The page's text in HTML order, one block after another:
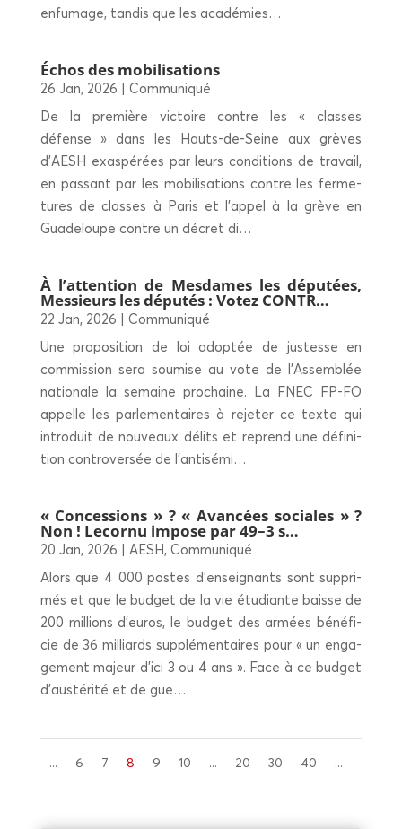
enfu­mage, tan­dis que les académies…
Échos des mobilisations
26 Jan, 2026 | Communiqué
De la pre­mière vic­toire contre les « classes
défense » dans les Hauts-de-Seine aux grèves
d’AESH exas­pé­rées par leurs condi­tions de tra­vail,
en pas­sant par les mobi­li­sa­tions contre les fer­me­
tures de classes à Paris et l’ap­pel à la grève en
Gua­de­loupe contre un décret di…
À l’attention de Mes­dames les dépu­tées,
Mes­sieurs les dépu­tés : Votez CONTR…
22 Jan, 2026 | Communiqué
Une pro­po­si­tion de loi adop­tée de jus­tesse en
com­mis­sion sera sou­mise au vote de l’As­sem­blée
natio­nale la semaine pro­chaine. La FNEC FP-FO
appelle les par­le­men­taires à reje­ter ce texte qui
intro­duit de nou­veaux délits et reprend une défi­ni­
tion contro­ver­sée de l’antisémi…
« Conces­sions » ? « Avan­cées sociales » ?
Non ! Lecor­nu impose par 49–3 s…
20 Jan, 2026 | AESH, Communiqué
Alors que 4 000 postes d’en­sei­gnants sont sup­pri­
més et que le bud­get de la vie étu­diante baisse de
200 mil­lions d’eu­ros, le bud­get des armées béné­fi­
cie de 36 mil­liards sup­plé­men­taires pour « un enga­
ge­ment majeur d’i­ci 3 ou 4 ans ». Face à ce bud­get
d’aus­té­ri­té et de gue…
... 6 7 8 9 10 ... 20 30 40 ...